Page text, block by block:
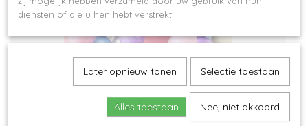
diensten of die u hen hebt verstrekt.
Later opnieuw tonen Selectie toestaan
Alles toestaan Nee, niet akkoord